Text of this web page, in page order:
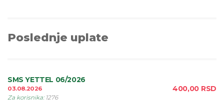
Poslednje uplate
SMS YETTEL 06/2026
03.08.2026
Za korisnika: 1276
400,00 RSD